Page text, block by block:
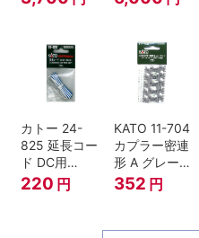
カトー 24-
825 延長コー
ド DC用
(90cm）
220 円
KATO 11-704
カプラー密連
形 A グレー
(20個入) (ア
ーノルドカプ
352 円